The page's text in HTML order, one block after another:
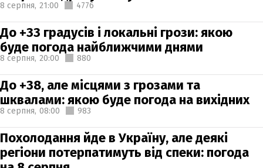
8 серпня, 21:00 4776
До +33 градусів і локальні грози: якою
буде погода найближчими днями
8 серпня, 20:00 880
До +38, але місцями з грозами та
шквалами: якою буде погода на вихідних
8 серпня, 08:00 983
Похолодання йде в Україну, але деякі
регіони потерпатимуть від спеки: погода